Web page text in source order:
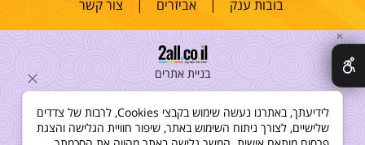
בובות ענק |אביזרים | צור קשר
בניית אתרים
✕
לידיעתך, באתרנו נעשה שימוש בקבצי Cookies, לרבות של צדדים
שלישיים, לצורך ניתוח השימוש באתר, שיפור חוויית הגלישה והצגת